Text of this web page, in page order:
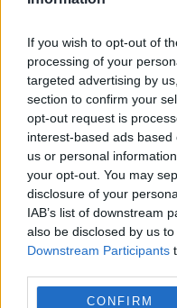
If you wish to opt-out of
processing of your
targeted advertising by
section to confirm your
opt-out request is
interest-based ads
us or personal
your opt-out. You may
disclosure of your
IAB’s list of downstream
also be disclosed by us
Downstream Participants
CONFIRM
Olanda) s-au
semifinalele
de la Australian
perechea Florin...